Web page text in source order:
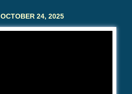
OCTOBER 24, 2025